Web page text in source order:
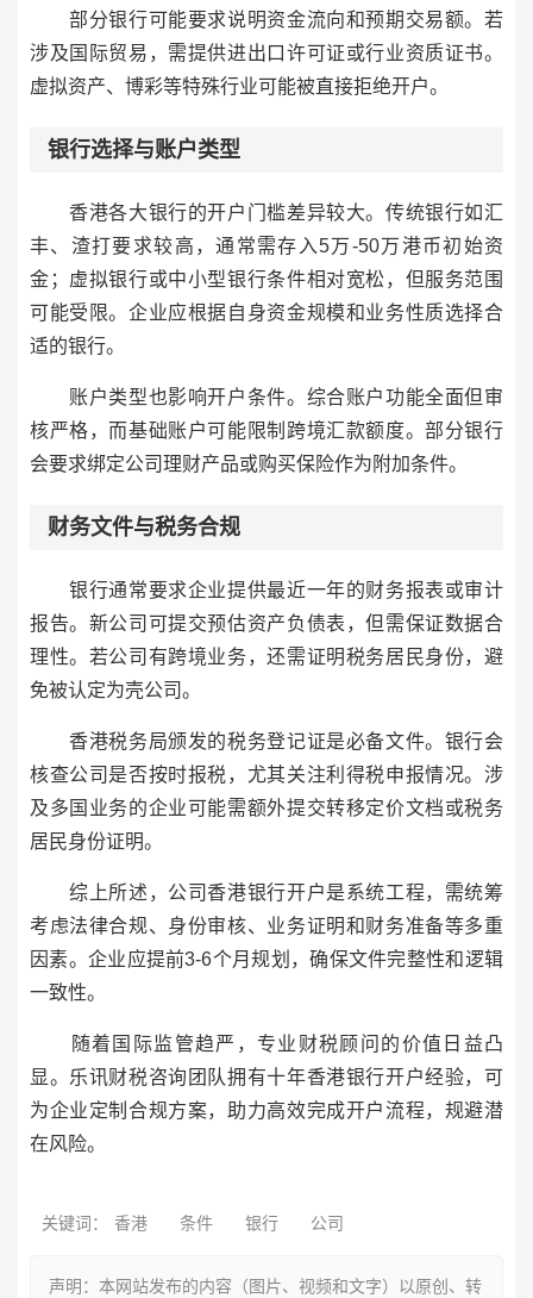
部分银行可能要求说明资金流向和预期交易额。若
涉及国际贸易，需提供进出口许可证或行业资质证书。
虚拟资产、博彩等特殊行业可能被直接拒绝开户。
银行选择与账户类型
香港各大银行的开户门槛差异较大。传统银行如汇
丰、渣打要求较高，通常需存入5万-50万港币初始资
金；虚拟银行或中小型银行条件相对宽松，但服务范围
可能受限。企业应根据自身资金规模和业务性质选择合
适的银行。
账户类型也影响开户条件。综合账户功能全面但审
核严格，而基础账户可能限制跨境汇款额度。部分银行
会要求绑定公司理财产品或购买保险作为附加条件。
财务文件与税务合规
银行通常要求企业提供最近一年的财务报表或审计
报告。新公司可提交预估资产负债表，但需保证数据合
理性。若公司有跨境业务，还需证明税务居民身份，避
免被认定为壳公司。
香港税务局颁发的税务登记证是必备文件。银行会
核查公司是否按时报税，尤其关注利得税申报情况。涉
及多国业务的企业可能需额外提交转移定价文档或税务
居民身份证明。
综上所述，公司香港银行开户是系统工程，需统筹
考虑法律合规、身份审核、业务证明和财务准备等多重
因素。企业应提前3-6个月规划，确保文件完整性和逻辑
一致性。
随着国际监管趋严，专业财税顾问的价值日益凸
显。乐讯财税咨询团队拥有十年香港银行开户经验，可
为企业定制合规方案，助力高效完成开户流程，规避潜
在风险。
关键词： 香港 条件 银行 公司
声明：本网站发布的内容（图片、视频和文字）以原创、转